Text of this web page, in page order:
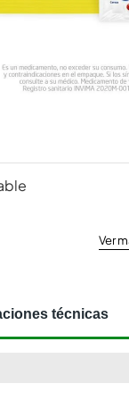
Masticable
Ver
técnicas